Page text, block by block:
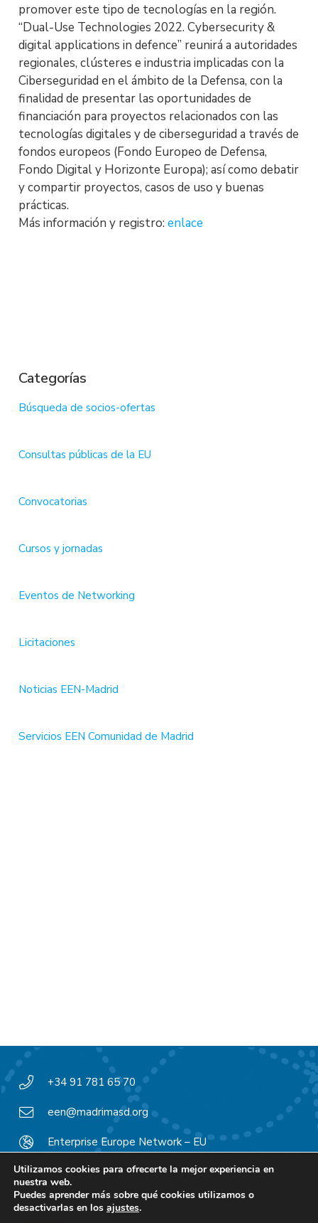
Categorías
Búsqueda de socios-ofertas
Consultas públicas de la EU
Convocatorias
Cursos y jornadas
Eventos de Networking
Licitaciones
Noticias EEN-Madrid
Servicios EEN Comunidad de Madrid
promover este tipo de tecnologías en la región.
“Dual-Use Technologies 2022. Cybersecurity &
digital applications in defence” reunirá a autoridades
regionales, clústeres e industria implicadas con la
Ciberseguridad en el ámbito de la Defensa, con la
finalidad de presentar las oportunidades de
financiación para proyectos relacionados con las
tecnologías digitales y de ciberseguridad a través de
fondos europeos (Fondo Europeo de Defensa,
Fondo Digital y Horizonte Europa); así como debatir
y compartir proyectos, casos de uso y buenas
prácticas.
Más información y registro: enlace
+34 91 781 65 70
een@madrimasd.org
Enterprise Europe Network – EU
© EEN Madrid 2022
Utilizamos cookies para ofrecerte la mejor experiencia en
nuestra web.
Puedes aprender más sobre qué cookies utilizamos o
desactivarlas en los ajustes.